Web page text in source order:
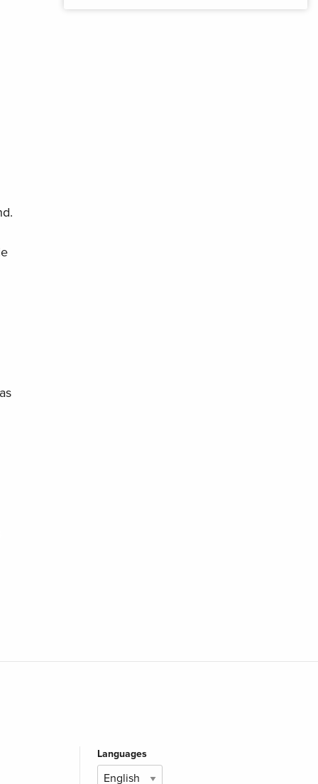
Languages